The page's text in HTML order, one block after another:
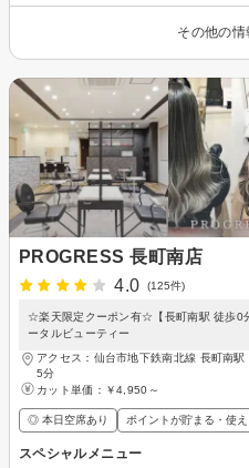
その他の
PROGRESS 長町南店
4.0
(125件)
☆楽天限定クーポン有☆【長町南駅 徒歩0
ータルビューティー
アクセス：仙台市地下鉄南北線 長町南
5分
カット単価： ￥4,950～
◎ 本日空席あり ポイントが貯まる・使え
スペシャルメニュー